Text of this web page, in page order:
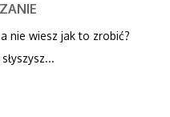
nie wiesz jak to zrobić?